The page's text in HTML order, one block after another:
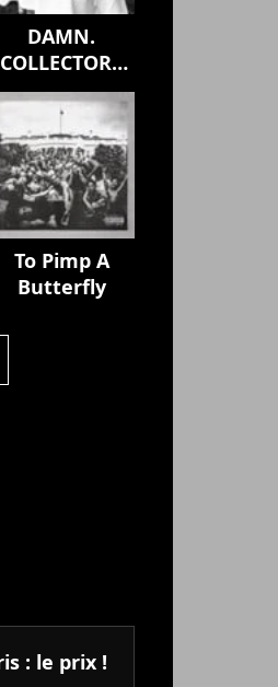
DAMN.
COLLECTORS
EDITION.
To Pimp A
Butterfly
: le prix !